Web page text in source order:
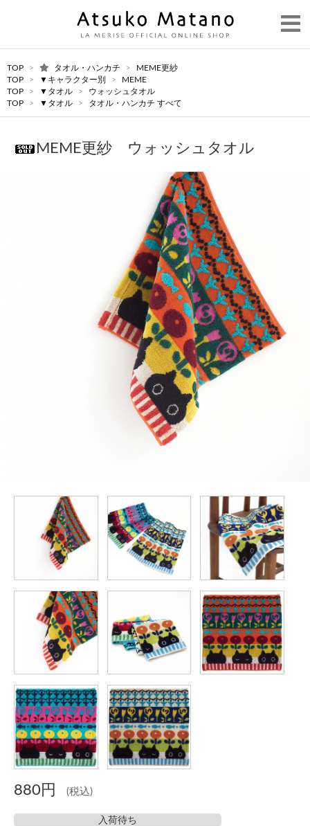
TOP > タオル・ハンカチ >
MEME更紗
TOP
> ▼キャラクター別 >
MEME
TOP
> ▼タオル >
ウォッシュタオル
TOP
> ▼タオル > タオル・ハンカチ すべて
MEME更紗 ウォッシュタオル
880円 (税込)
入荷待ち